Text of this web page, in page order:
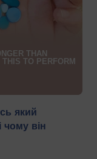
який
чому він